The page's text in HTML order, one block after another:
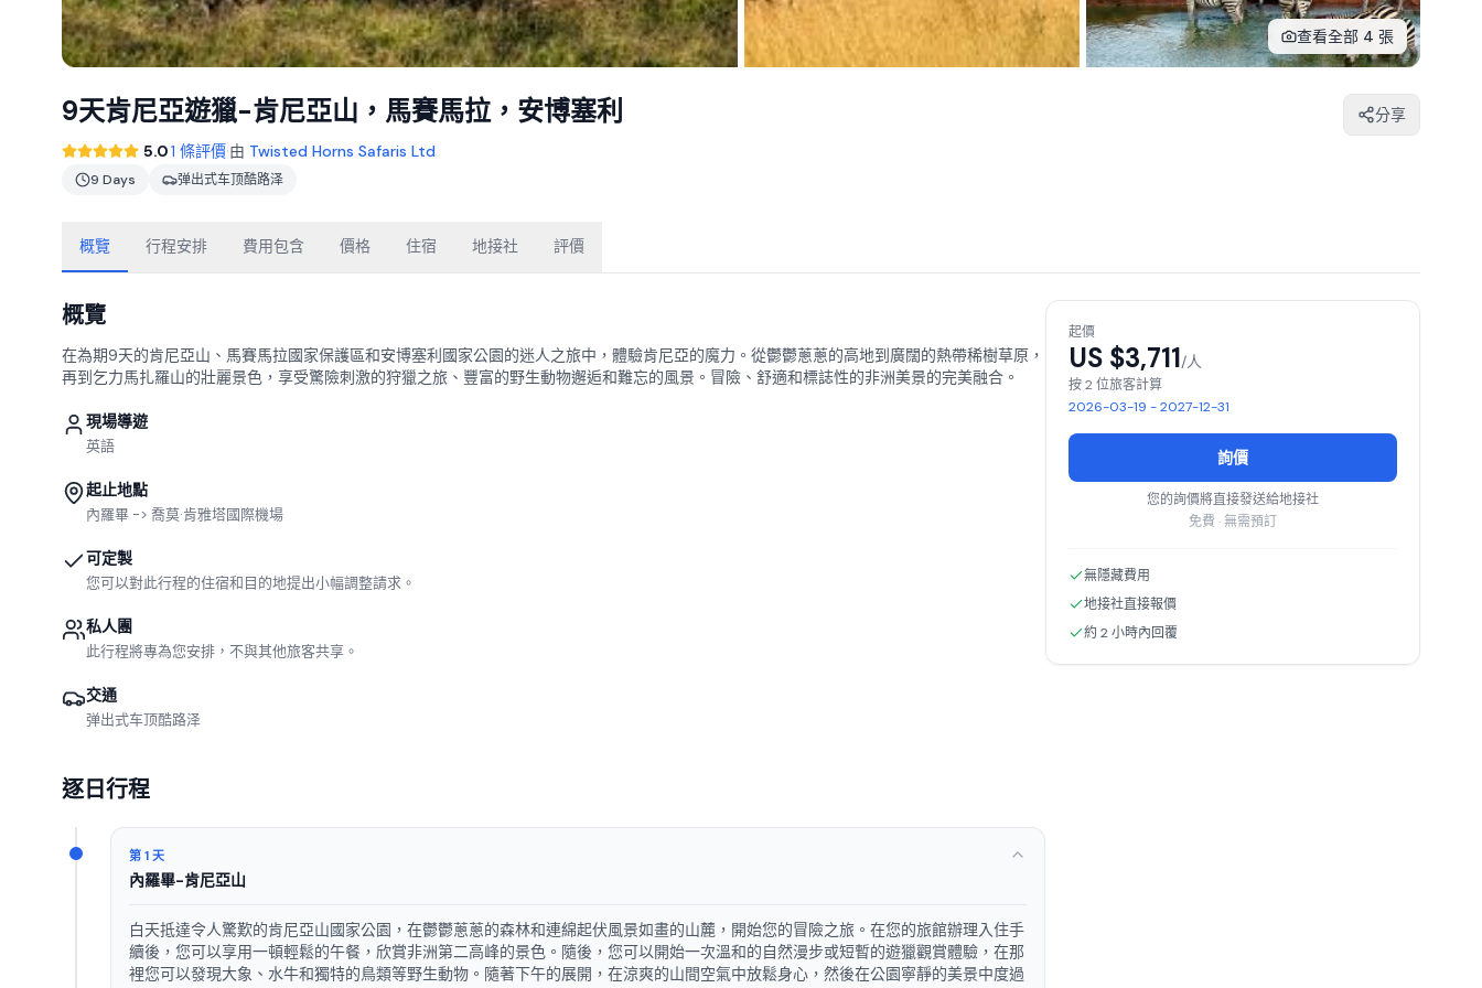
查看全部 4 張
9天肯尼亞遊獵-肯尼亞山，馬賽馬拉，安博塞利
5.01 條評價·由 Twisted Horns Safaris Ltd
9 Days 弹出式车顶酷路泽
分享
概覽 行程安排 費用包含 價格 住宿 地接社 評價
概覽
在為期9天的肯尼亞山、馬賽馬拉國家保護區和安博塞利國家公園的迷人之旅中，體驗肯尼亞的魔力。從鬱鬱蔥蔥的高地到廣闊的熱帶稀樹草原，
再到乞力馬扎羅山的壯麗景色，享受驚險刺激的狩獵之旅、豐富的野生動物邂逅和難忘的風景。冒險、舒適和標誌性的非洲美景的完美融合。
現場導遊
英語
起止地點
內羅畢 -> 喬莫·肯雅塔國際機場
可定製
您可以對此行程的住宿和目的地提出小幅調整請求。
私人團
此行程將專為您安排，不與其他旅客共享。
交通
弹出式车顶酷路泽
逐日行程
第 1 天
內羅畢-肯尼亞山
白天抵達令人驚歎的肯尼亞山國家公園，在鬱鬱蔥蔥的森林和連綿起伏風景如畫的山麓，開始您的冒險之旅。在您的旅館辦理入住手
續後，您可以享用一頓輕鬆的午餐，欣賞非洲第二高峰的景色。隨後，您可以開始一次溫和的自然漫步或短暫的遊獵觀賞體驗，在那
裡您可以發現大象、水牛和獨特的鳥類等野生動物。隨著下午的展開，在涼爽的山間空氣中放鬆身心，然後在公園寧靜的美景中度過
起價
US $3,711/人
按 2 位旅客計算
2026-03-19 - 2027-12-31
詢價
您的詢價將直接發送給地接社
免費 · 無需預訂
無隱藏費用
地接社直接報價
約 2 小時內回覆